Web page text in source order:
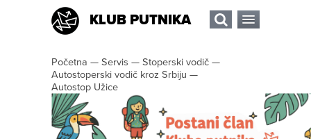
KLUB PUTNIKA
Početna — Servis — Stoperski vodič —
Autostoperski vodič kroz Srbiju —
Autostop Užice